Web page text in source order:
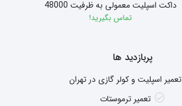
داکت اسپلیت معمولی به ظرفیت 48000
تماس بگیرید!
پربازدید ها
تعمیر اسپلیت و کولر گازی در تهران
تعمیر ترموستات